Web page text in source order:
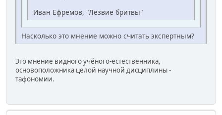
Иван Ефремов, "Лезвие бритвы"
Насколько это мнение можно считать экспертным?
Это мнение видного учёного-естественника,
основоположника целой научной дисциплины -
тафономии.